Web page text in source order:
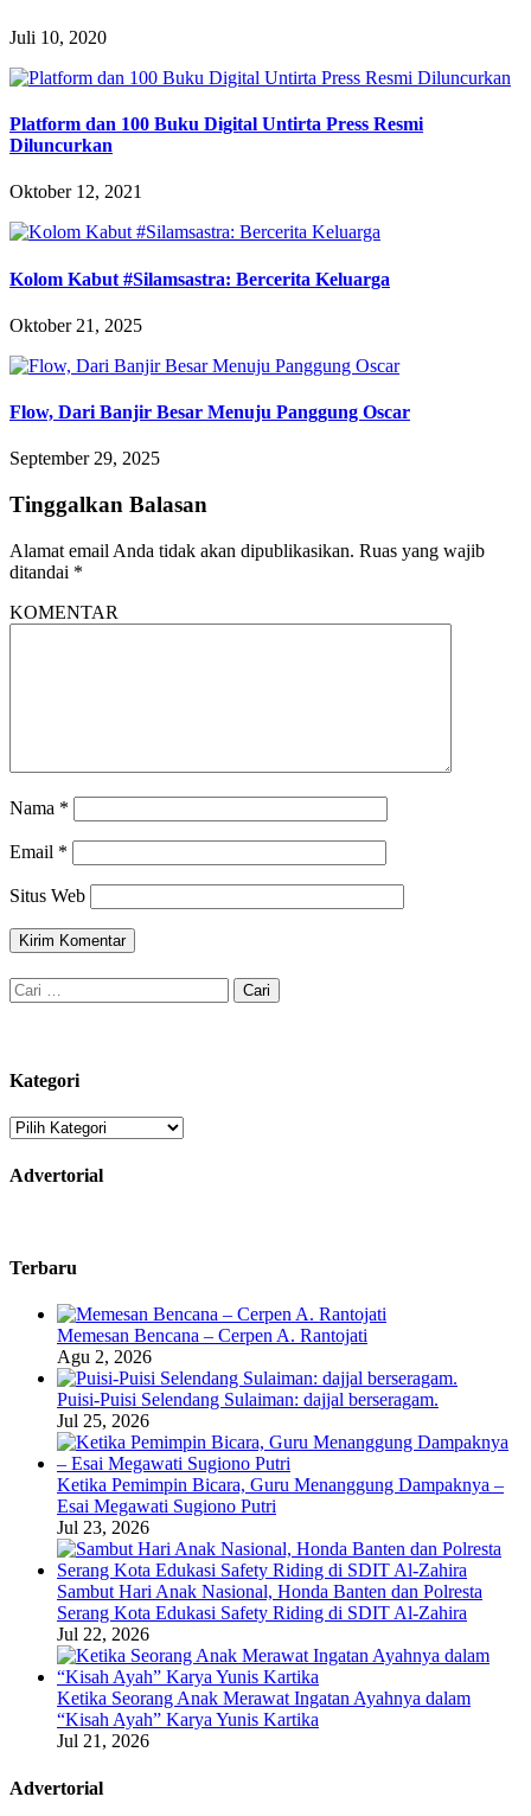
Juli 10, 2020
Platform dan 100 Buku Digital Untirta Press Resmi
Diluncurkan
Oktober 12, 2021
Kolom Kabut #Silamsastra: Bercerita Keluarga
Oktober 21, 2025
Flow, Dari Banjir Besar Menuju Panggung Oscar
September 29, 2025
Tinggalkan Balasan
Alamat email Anda tidak akan dipublikasikan. Ruas yang wajib
ditandai *
KOMENTAR
Nama *
Email *
Situs Web
Cari
untuk:
Kategori
Kategori
Advertorial
Terbaru
Memesan Bencana – Cerpen A. Rantojati
Agu 2, 2026
Puisi-Puisi Selendang Sulaiman: dajjal berseragam.
Jul 25, 2026
Ketika Pemimpin Bicara, Guru Menanggung Dampaknya –
Esai Megawati Sugiono Putri
Jul 23, 2026
Sambut Hari Anak Nasional, Honda Banten dan Polresta
Serang Kota Edukasi Safety Riding di SDIT Al-Zahira
Jul 22, 2026
Ketika Seorang Anak Merawat Ingatan Ayahnya dalam
“Kisah Ayah” Karya Yunis Kartika
Jul 21, 2026
Advertorial